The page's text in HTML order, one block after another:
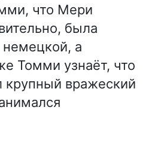
что Мери
была
а
Томми узнаёт, что
крупный вражеский